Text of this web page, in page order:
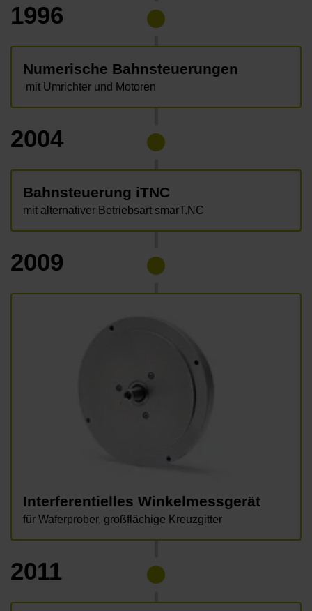
1996
Numerische Bahnsteuerungen
mit Umrichter und Motoren
2004
Bahnsteuerung iTNC
mit alternativer Betriebsart smarT.NC
2009
Interferentielles Winkelmessgerät
für Waferprober, großflächige Kreuzgitter
2011